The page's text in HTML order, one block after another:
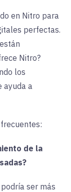
en Nitro para
perfectas.
Nitro?
los
ayuda a
de la
ser más